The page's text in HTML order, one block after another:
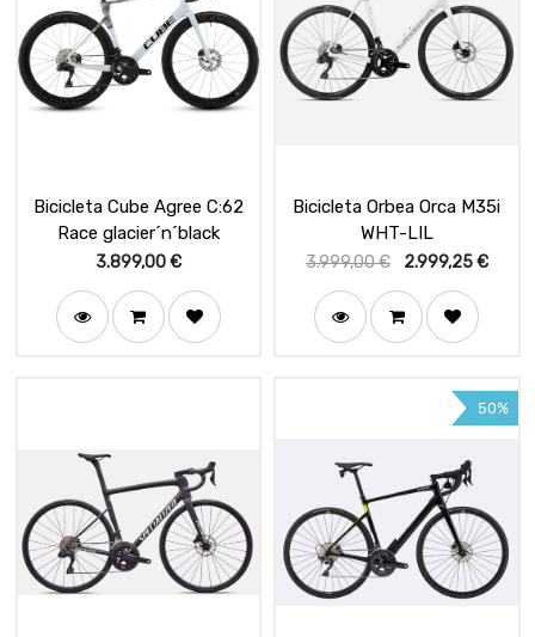
Bicicleta Cube Agree C:62
Race glacier´n´black
3.899,00€
Bicicleta Orbea Orca M35i
WHT-LIL
3.999,00€ 2.999,25€
50%